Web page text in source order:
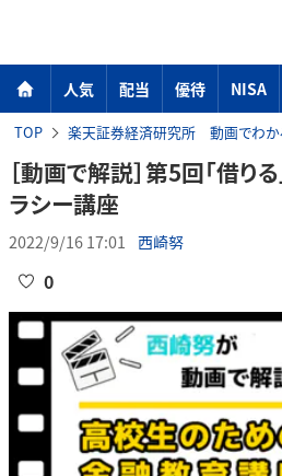
人気 配当 優待 NISA
TOP 楽天証券経済研究所 動画でわか
［動画で解説］第5回「借り
ラシー講座
2022/9/16 17:01 西崎努
0